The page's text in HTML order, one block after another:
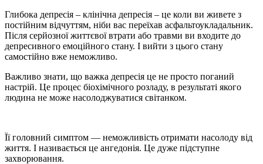
Глибока депресія – клінічна депресія – це коли ви живете з
постійним відчуттям, ніби вас переїхав асфальтоукладальник.
Після серйозної життєвої втрати або травми ви входите до
депресивного емоційного стану. І вийти з цього стану
самостійно вже неможливо.
Важливо знати, що важка депресія це не просто поганий
настрій. Це процес біохімічного розладу, в результаті якого
людина не може насолоджуватися світанком.
Її головний симптом — неможливість отримати насолоду від
життя. І називається це ангедонія. Це дуже підступне
захворювання.